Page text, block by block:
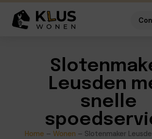
Leusden
snelle
Home – Wonen – Slotenmaker